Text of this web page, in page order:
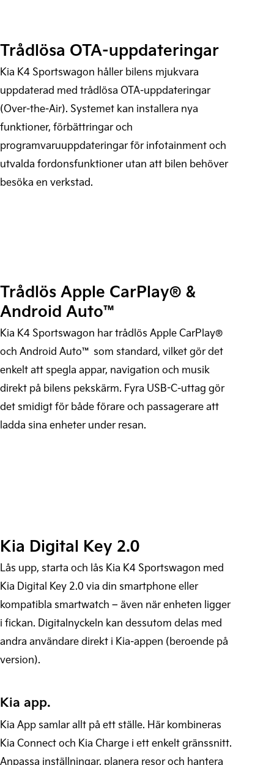
Trådlösa OTA-uppdateringar
Kia K4 Sportswagon håller bilens mjukvara
uppdaterad med trådlösa OTA-uppdateringar
(Over-the-Air). Systemet kan installera nya
funktioner, förbättringar och
programvaruuppdateringar för infotainment och
utvalda fordonsfunktioner utan att bilen behöver
besöka en verkstad.
Trådlös Apple CarPlay® &
Android Auto™
Kia K4 Sportswagon har trådlös Apple CarPlay®
och Android Auto™ som standard, vilket gör det
enkelt att spegla appar, navigation och musik
direkt på bilens pekskärm. Fyra USB-C-uttag gör
det smidigt för både förare och passagerare att
ladda sina enheter under resan.
Kia Digital Key 2.0
Lås upp, starta och lås Kia K4 Sportswagon med
Kia Digital Key 2.0 via din smartphone eller
kompatibla smartwatch – även när enheten ligger
i fickan. Digitalnyckeln kan dessutom delas med
andra användare direkt i Kia-appen (beroende på
version).
Kia app.
Kia App samlar allt på ett ställe. Här kombineras
Kia Connect och Kia Charge i ett enkelt gränssnitt.
Anpassa inställningar, planera resor och hantera